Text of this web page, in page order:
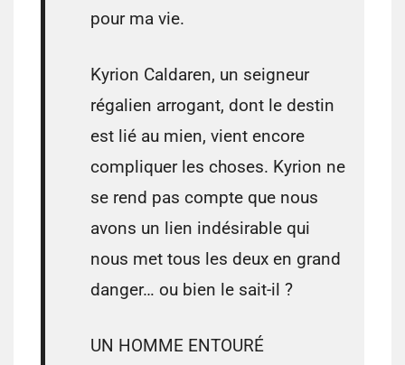
pour ma vie.
Kyrion Caldaren, un seigneur
régalien arrogant, dont le destin
est lié au mien, vient encore
compliquer les choses. Kyrion ne
se rend pas compte que nous
avons un lien indésirable qui
nous met tous les deux en grand
danger… ou bien le sait-il ?
UN HOMME ENTOURÉ